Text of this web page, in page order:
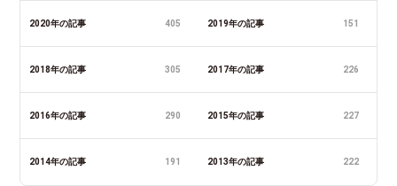
2020年の記事 405 2019年の記事 151
2018年の記事 305 2017年の記事 226
2016年の記事 290 2015年の記事 227
2014年の記事 191 2013年の記事 222